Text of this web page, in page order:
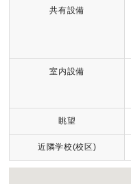
共有設備
室内設備
眺望
近隣学校(校区)